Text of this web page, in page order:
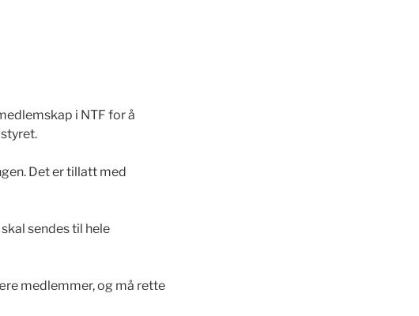
i NTF for å
Det er tillatt med
sendes til hele
medlemmer, og må rette